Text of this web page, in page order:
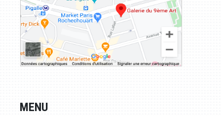
MENU